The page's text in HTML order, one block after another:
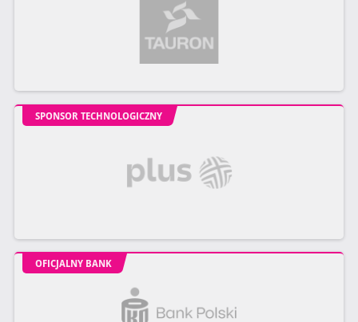
SPONSOR TECHNOLOGICZNY
OFICJALNY BANK